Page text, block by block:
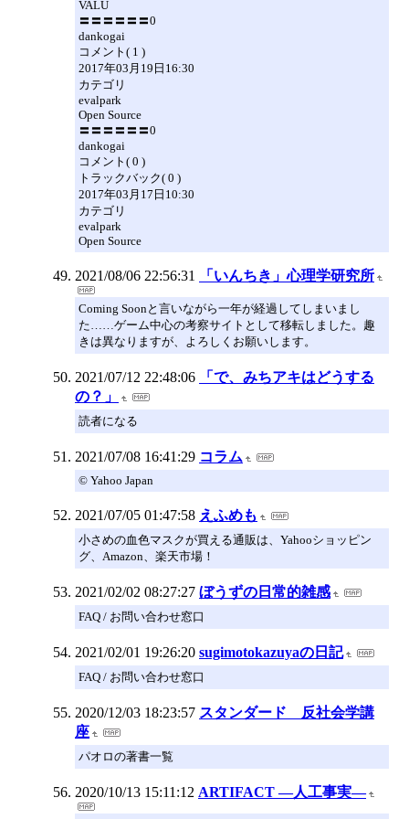
VALU
〓〓〓〓〓〓0
dankogai
コメント( 1 )
2017年03月19日16:30
カテゴリ
evalpark
Open Source
〓〓〓〓〓〓0
dankogai
コメント( 0 )
トラックバック( 0 )
2017年03月17日10:30
カテゴリ
evalpark
Open Source
2021/08/06 22:56:31 「いんちき」心理学研究所
Coming Soonと言いながら一年が経過してしまいまし
た……ゲーム中心の考察サイトとして移転しました。趣
きは異なりますが、よろしくお願いします。
2021/07/12 22:48:06
「で、みちアキはどうする
の？」
読者になる
2021/07/08 16:41:29 コラム
© Yahoo Japan
2021/07/05 01:47:58 えふめも
小さめの血色マスクが買える通販は、Yahooショッピン
グ、Amazon、楽天市場！
2021/02/02 08:27:27 ぼうずの日常的雑感
FAQ / お問い合わせ窓口
2021/02/01 19:26:20 sugimotokazuyaの日記
FAQ / お問い合わせ窓口
2020/12/03 18:23:57 スタンダード 反社会学講
座
パオロの著書一覧
2020/10/13 15:11:12 ARTIFACT ―人工事実―